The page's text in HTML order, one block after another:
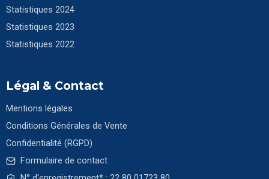
Statistiques 2024
Statistiques 2023
Statistiques 2022
Légal & Contact
Mentions légales
Conditions Générales de Vente
Confidentialité (RGPD)
Formulaire de contact